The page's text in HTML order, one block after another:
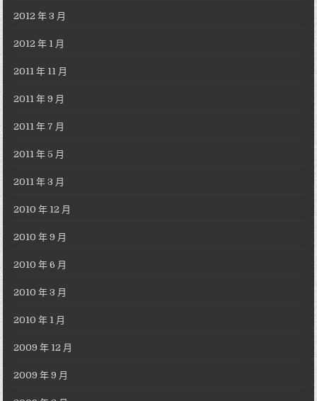
2012 年 3 月
2012 年 1 月
2011 年 11 月
2011 年 9 月
2011 年 7 月
2011 年 5 月
2011 年 3 月
2010 年 12 月
2010 年 9 月
2010 年 6 月
2010 年 3 月
2010 年 1 月
2009 年 12 月
2009 年 9 月